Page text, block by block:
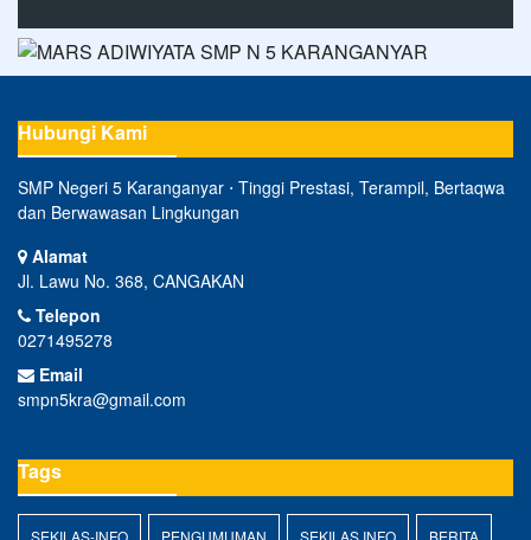
Hubungi Kami
SMP Negeri 5 Karanganyar ⋅ Tinggi Prestasi, Terampil, Bertaqwa
dan Berwawasan Lingkungan
Alamat
Jl. Lawu No. 368, CANGAKAN
Telepon
0271495278
Email
smpn5kra@gmail.com
Tags
SEKILAS-INFO PENGUMUMAN SEKILAS INFO BERITA